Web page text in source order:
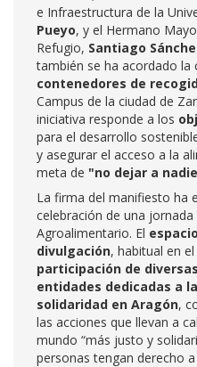
e Infraestructura de la
Pueyo, y el Hermano
Refugio, Santiago
también se ha acordado la
contenedores de
Campus de la ciudad de
iniciativa responde a los
para el desarrollo
y asegurar el acceso a la
meta de "no dejar a
La firma del manifiesto ha
celebración de una
Agroalimentario. El
divulgación, habitual en
participación de
entidades dedicadas a
solidaridad en Aragón,
las acciones que llevan a
mundo “más justo y
personas tengan derecho